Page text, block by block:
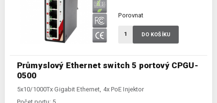
Průmyslový Ethernet switch 5 portový CPGU-
0500
5x10/1000Tx Gigabit Ethernet, 4x PoE Injektor
Porovnat
DO KOŠÍKU